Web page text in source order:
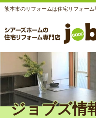
熊本市のリフォームは住宅リフォー
ジョブズ情